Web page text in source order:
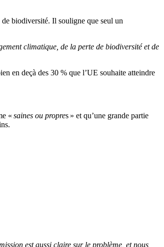
biodiversité. Il souligne que seul un
climatique, de la perte de biodiversité et de
en deçà des 30 % que l’UE souhaite atteindre
« saines ou propres » et qu’une grande partie
est aussi claire sur le problème, et nous